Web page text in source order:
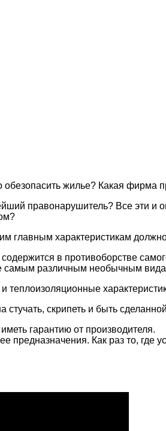
обезопасить жилье? Какая фирма
правонарушитель? Все эти и
главным характеристикам должно
в противоборстве
самым различным необычным
теплоизоляционные
скрипеть и быть
гарантию от производителя.
предназначения. Как раз то, где